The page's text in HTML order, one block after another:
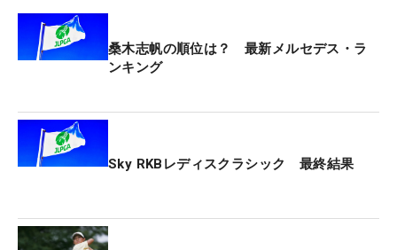
桑木志帆の順位は？ 最新メルセデス・ラ
ンキング
Sky RKBレディスクラシック 最終結果